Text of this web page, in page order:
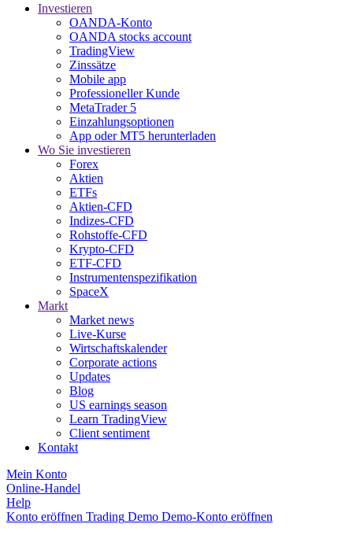
Investieren
OANDA-Konto
OANDA stocks account
TradingView
Zinssätze
Mobile app
Professioneller Kunde
MetaTrader 5
Einzahlungsoptionen
App oder MT5 herunterladen
Wo Sie investieren
Forex
Aktien
ETFs
Aktien-CFD
Indizes-CFD
Rohstoffe-CFD
Krypto-CFD
ETF-CFD
Instrumentenspezifikation
SpaceX
Markt
Market news
Live-Kurse
Wirtschaftskalender
Corporate actions
Updates
Blog
US earnings season
Learn TradingView
Client sentiment
Kontakt
Mein Konto
Online-Handel
Help
Konto eröffnen Trading Demo Demo-Konto eröffnen